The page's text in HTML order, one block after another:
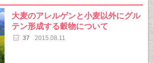
大麦のアレルゲンと小麦以外にグル
テン形成する穀物について
37 2015.08.11